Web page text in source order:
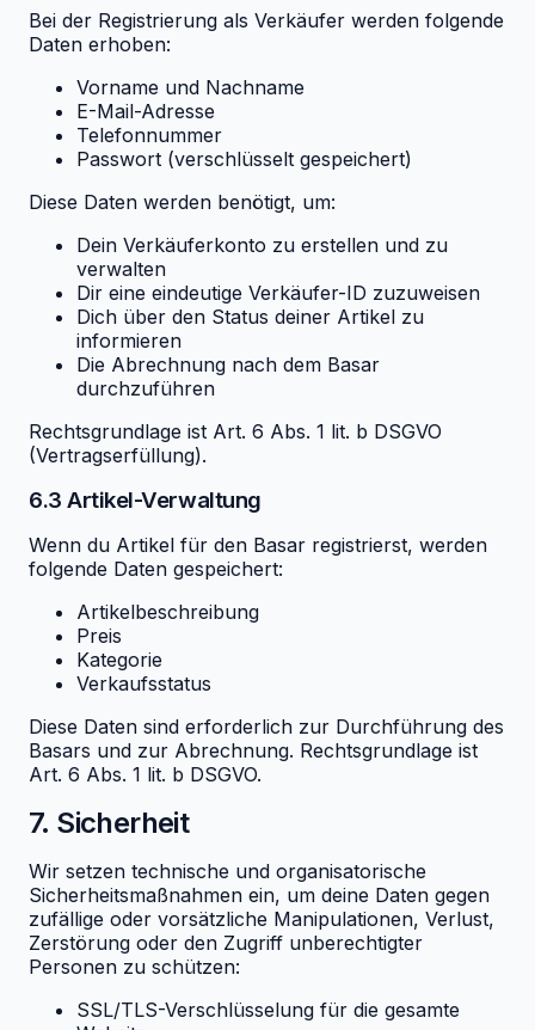
Bei der Registrierung als Verkäufer werden folgende
Daten erhoben:
Vorname und Nachname
E-Mail-Adresse
Telefonnummer
Passwort (verschlüsselt gespeichert)
Diese Daten werden benötigt, um:
Dein Verkäuferkonto zu erstellen und zu
verwalten
Dir eine eindeutige Verkäufer-ID zuzuweisen
Dich über den Status deiner Artikel zu
informieren
Die Abrechnung nach dem Basar
durchzuführen
Rechtsgrundlage ist Art. 6 Abs. 1 lit. b DSGVO
(Vertragserfüllung).
6.3 Artikel-Verwaltung
Wenn du Artikel für den Basar registrierst, werden
folgende Daten gespeichert:
Artikelbeschreibung
Preis
Kategorie
Verkaufsstatus
Diese Daten sind erforderlich zur Durchführung des
Basars und zur Abrechnung. Rechtsgrundlage ist
Art. 6 Abs. 1 lit. b DSGVO.
7. Sicherheit
Wir setzen technische und organisatorische
Sicherheitsmaßnahmen ein, um deine Daten gegen
zufällige oder vorsätzliche Manipulationen, Verlust,
Zerstörung oder den Zugriff unberechtigter
Personen zu schützen:
SSL/TLS-Verschlüsselung für die gesamte